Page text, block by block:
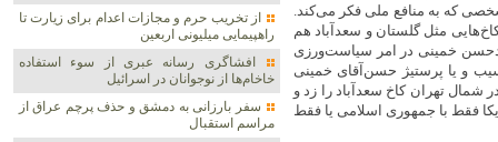
که به منافع ملی فکر می‌کند.
مثل گلستان و سعدآباد هم
خمینی در امر سیاست‌ورزی
و یا پرستیژ حسن‌آقای خمینی
تهران کاخ سعدآباد را زد و
فقط با جمهوری اسلامی یا فقط
از تخریب حرم و مجازات اعدام برای زیارت تا
راهپیمایی میلیونی اربعین
افشاگری رسانه عبری از سوء استفاده
خاخام‌ها از نوجوانان در اسرائیل
سفر بارزانی به دمشق و حذف پرچم عراق از
مراسم استقبال